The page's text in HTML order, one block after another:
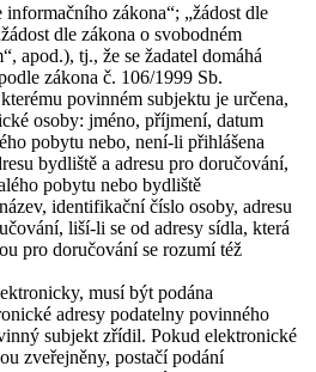
informačního zákona“; „žádost dle
dle zákona o svobodném
apod.), tj., že se žadatel domáhá
zákona č. 106/1999 Sb.
povinném subjektu je určena,
osoby: jméno, příjmení, datum
pobytu nebo, není-li přihlášena
bydliště a adresu pro doručování,
pobytu nebo bydliště
identifikační číslo osoby, adresu
liší-li se od adresy sídla, která
pro doručování se rozumí též
musí být podána
adresy podatelny povinného
subjekt zřídil. Pokud elektronické
zveřejněny, postačí podání